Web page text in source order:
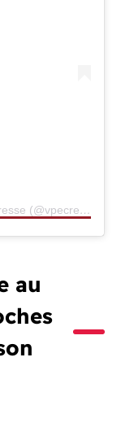
Une publication partagée par Valérie Pécresse (@vpecresse)
au